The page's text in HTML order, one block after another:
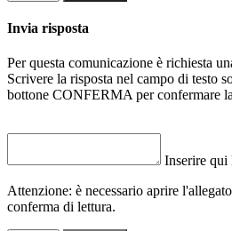
Invia risposta
Per questa comunicazione è richiesta
Scrivere la risposta nel campo di testo
bottone CONFERMA per confermare
Inserire qui
Attenzione: è necessario aprire
conferma di lettura.